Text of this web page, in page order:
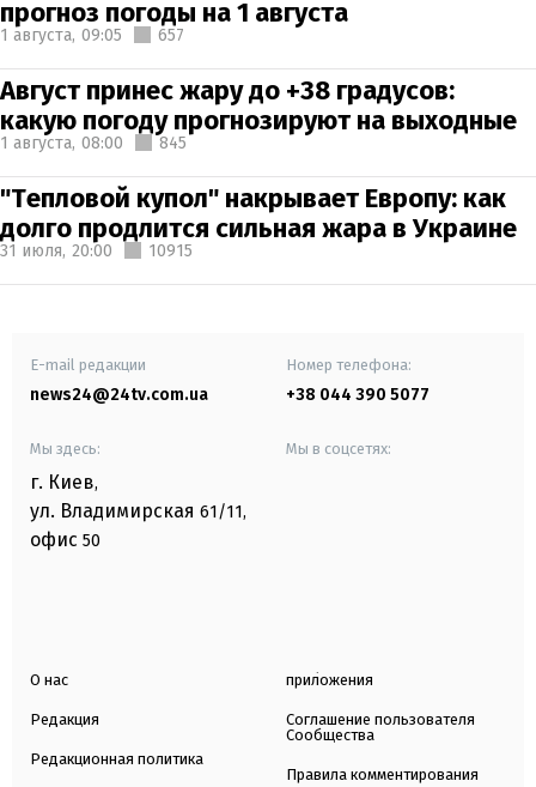
прогноз погоды на 1 августа
1 августа, 09:05 657
Август принес жару до +38 градусов:
какую погоду прогнозируют на выходные
1 августа, 08:00 845
"Тепловой купол" накрывает Европу: как
долго продлится сильная жара в Украине
31 июля, 20:00 10915
E-mail редакции
news24@24tv.com.ua
Номер телефона:
+38 044 390 5077
Мы здесь:
г. Киев,
ул. Владимирская 61/11,
офис 50
Мы в соцсетях:
О нас
Редакция
Редакционная политика
приложения
Соглашение пользователя
Сообщества
Правила комментирования